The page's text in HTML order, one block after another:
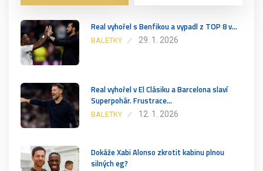
Real vyhořel s Benfikou a vypadl z TOP 8 v…
BALETKY 29. 1. 2026
Real vyhořel v El Clásiku a Barcelona slaví
Superpohár. Frustrace…
BALETKY 12. 1. 2026
Dokáže Xabi Alonso zkrotit kabinu plnou
silných eg?